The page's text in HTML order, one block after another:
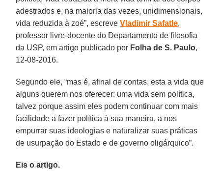
adestrados e, na maioria das vezes, unidimensionais,
vida reduzida à zoé”, escreveVladimir Safatle,
professor livre-docente do Departamento de filosofia
da USP, em artigo publicado por Folha de S. Paulo,
12-08-2016.
Segundo ele, “mas é, afinal de contas, esta a vida que
alguns querem nos oferecer: uma vida sem política,
talvez porque assim eles podem continuar com mais
facilidade a fazer política à sua maneira, a nos
empurrar suas ideologias e naturalizar suas práticas
de usurpação do Estado e de governo oligárquico”.
Eis o artigo.